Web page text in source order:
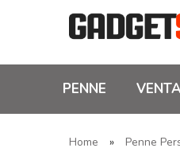
PENNE
Home » Penne